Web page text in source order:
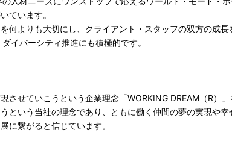
ています。
何よりも大切にし、クライアント・スタッフの双方の成長
イバーシティ推進にも積極的です。
させていこうという企業理念「WORKING DREAM（R）
という当社の理念であり、ともに働く仲間の夢の実現や幸
に繋がると信じています。